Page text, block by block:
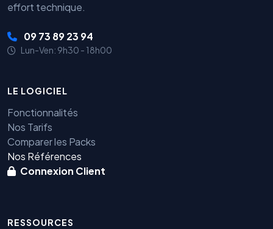
effort technique.
09 73 89 23 94
Lun-Ven: 9h30 - 18h00
LE LOGICIEL
Fonctionnalités
Nos Tarifs
Comparer les Packs
Nos Références
Connexion Client
RESSOURCES